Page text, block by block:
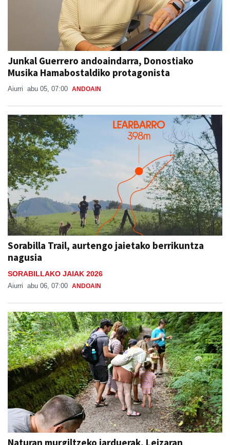
Junkal Guerrero andoaindarra, Donostiako
Musika Hamabostaldiko protagonista
Aiurri abu 05, 07:00 ANDOAIN
Sorabilla Trail, aurtengo jaietako berrikuntza
nagusia
SORABILLAKO JAIAK 2026
Aiurri abu 06, 07:00 ANDOAIN